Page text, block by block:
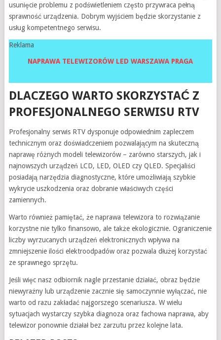
usunięcie problemu z podświetleniem często przywraca pełną
sprawność urządzenia. Dobrym wyjściem będzie skorzystanie z
usług kompetentnego serwisu.
Reklama
NAPRAWA TELEWIZORÓW LED WARSZAWA PRAGA
DLACZEGO WARTO SKORZYSTAĆ Z
PROFESJONALNEGO SERWISU RTV
Profesjonalny serwis RTV dysponuje odpowiednim zapleczem
technicznym oraz doświadczeniem pozwalającym na skuteczną
naprawę różnych modeli telewizorów – zarówno starszych, jak i
najnowszych urządzeń LCD, LED, OLED czy QLED. Specjaliści
posiadają narzędzia diagnostyczne, które umożliwiają szybkie
wykrycie uszkodzenia oraz dobranie właściwych części
zamiennych.
Warto również pamiętać, że naprawa telewizora to rozwiązanie
korzystne nie tylko finansowo, ale także ekologicznie. Ograniczenie
liczby wyrzucanych urządzeń elektronicznych wpływa na
zmniejszenie ilości elektroodpadów oraz pozwala dłużej korzystać
ze sprawnego sprzętu.
Jeśli więc nasz odbiornik nagle przestanie działać, obraz będzie
niewyraźny lub urządzenie zacznie się samoczynnie wyłączać, nie
warto od razu zakładać najgorszego scenariusza. W wielu
sytuacjach wystarczy szybka diagnoza oraz fachowa naprawa, aby
telewizor ponownie działał bez zarzutu przez kolejne lata.